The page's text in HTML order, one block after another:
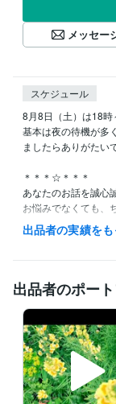
メッセー
スケジュール
8月8日（土）は18時
基本は夜の待機が多
ましたらありがたい
＊＊＊☆＊＊＊
あなたのお話を誠心
お悩みでなくても、
す。また一人で寂し
あなたとのご縁を心
す。また退席中の場
ていただきましたら
お電話をご利用の方
信が良好な環境にて
通常サービスはいつ
出品者の実績を
出品者のポー